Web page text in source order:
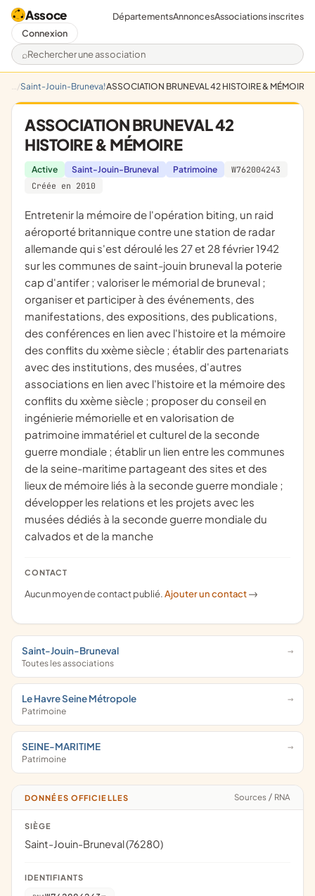
Assoce
Rechercher une association
DépartementsAnnoncesAssociations inscrites
Connexion
Saint-Jouin-BrunevalASSOCIATION BRUNEVAL 42 HISTOIRE & MÉMOIRE
ASSOCIATION BRUNEVAL 42
HISTOIRE & MÉMOIRE
Active Saint-Jouin-Bruneval Patrimoine
W762004243
Créée en 2010
entretenir la mémoire de l'opération biting, un raid
aéroporté britannique contre une station de radar
allemande qui s'est déroulé les 27 et 28 février 1942
sur les communes de saint-jouin bruneval la poterie
cap d'antifer ; valoriser le mémorial de bruneval ;
organiser et participer à des événements, des
manifestations, des expositions, des publications,
des conférences en lien avec l'histoire et la mémoire
des conflits du xxème siècle ; établir des partenariats
avec des institutions, des musées, d'autres
associations en lien avec l'histoire et la mémoire des
conflits du xxème siècle ; proposer du conseil en
ingénierie mémorielle et en valorisation de
patrimoine immatériel et culturel de la seconde
guerre mondiale ; établir un lien entre les communes
de la seine-maritime partageant des sites et des
lieux de mémoire liés à la seconde guerre mondiale ;
développer les relations et les projets avec les
musées dédiés à la seconde guerre mondiale du
calvados et de la manche
CONTACT
Aucun moyen de contact publié.Ajouter un contact ->
Saint-Jouin-Bruneval
Toutes les associations
Le Havre Seine Métropole
Patrimoine
SEINE-MARITIME
Patrimoine
DONNÉES OFFICIELLES Sources / RNA
SIÈGE
Saint-Jouin-Bruneval (76280)
IDENTIFIANTS